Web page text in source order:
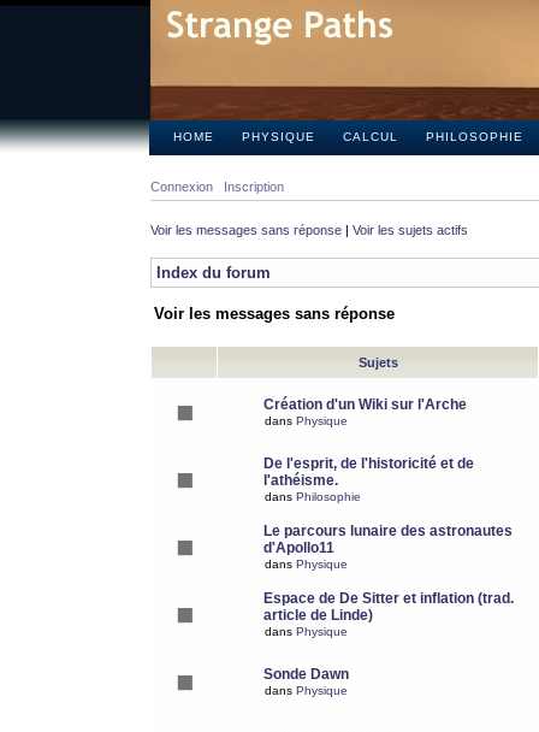
HOME PHYSIQUE CALCUL PHILOSOPHIE
Connexion Inscription
Voir les messages sans réponse | Voir les sujets actifs
Index du forum
Voir les messages sans réponse
Sujets
Création d'un Wiki sur l'Arche
dans Physique
De l'esprit, de l'historicité et de
l'athéisme.
dans Philosophie
Le parcours lunaire des astronautes
d'Apollo11
dans Physique
Espace de De Sitter et inflation (trad.
article de Linde)
dans Physique
Sonde Dawn
dans Physique